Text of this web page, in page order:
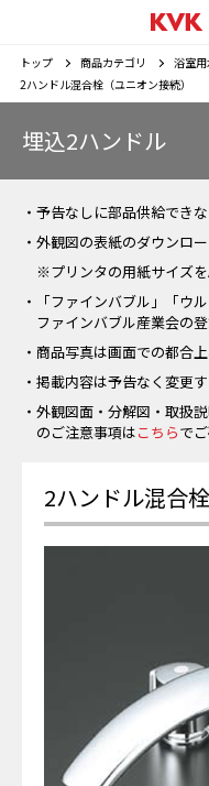
トップ 商品カテゴリ 浴室
2ハンドル混合栓（ユニオン接続）
埋込2ハンドル
・予告なしに部品供給でき
・外観図の表紙のダウンロ
※プリンタの用紙サイズを
・「ファインバブル」「ウ
ファインバブル産業会の登
・商品写真は画面での都合
・掲載内容は予告なく変更
・外観図面・分解図・取扱
のご注意事項はこちらで
2ハンドル混合